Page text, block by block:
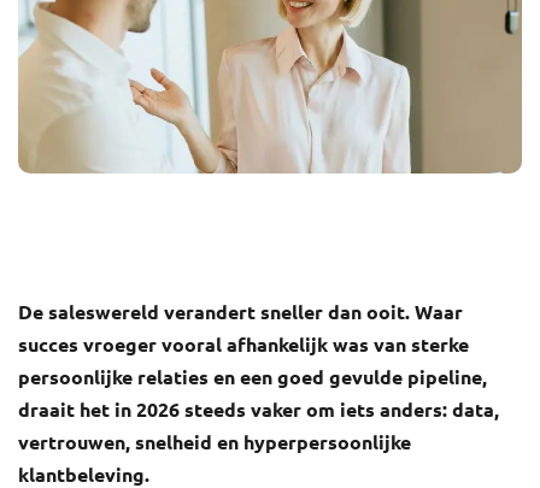
De saleswereld verandert sneller dan ooit. Waar
succes vroeger vooral afhankelijk was van sterke
persoonlijke relaties en een goed gevulde pipeline,
draait het in 2026 steeds vaker om iets anders: data,
vertrouwen, snelheid en hyperpersoonlijke
klantbeleving.